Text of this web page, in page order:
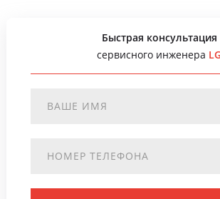
Быстрая консультация
сервисного инженера LG